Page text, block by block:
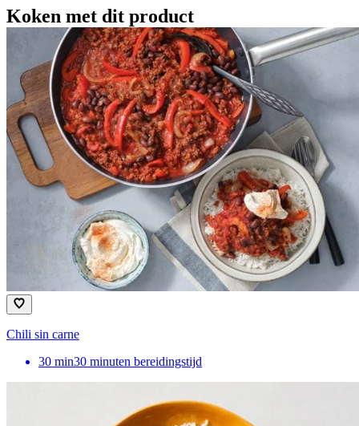
Koken met dit product
Chili sin carne
30 min30 minuten bereidingstijd